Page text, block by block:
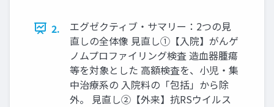
2.
エグゼクティブ・サマリー：2つの見
直しの全体像 見直し①【入院】がんゲ
ノムプロファイリング検査 造血器腫瘍
等を対象とした 高額検査を、小児・集
中治療系の 入院料の「包括」から除
外。 見直し②【外来】抗RSウイルス